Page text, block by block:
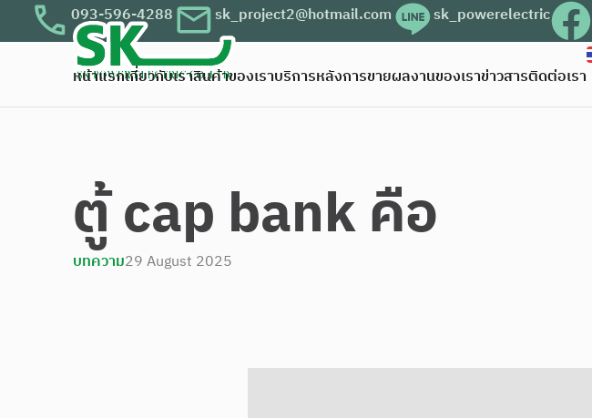
093-596-4288 sk_project2@hotmail.com sk_powerelectric
หน้าแรกเกี่ยวกับเราสินค้าของเราบริการหลังการขายผลงานของเราข่าวสารติดต่อเรา
ตู้ cap bank คือ
บทความ29 August 2025